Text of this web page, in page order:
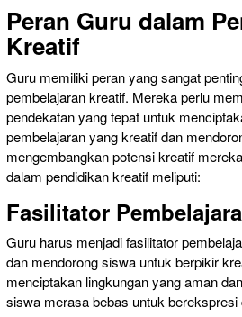
Peran Guru dalam
Kreatif
Guru memiliki peran yang sangat
pembelajaran kreatif. Mereka perlu
pendekatan yang tepat untuk
pembelajaran yang kreatif dan
mengembangkan potensi kreatif
dalam pendidikan kreatif meliputi:
Fasilitator
Guru harus menjadi fasilitator
dan mendorong siswa untuk berpikir
menciptakan lingkungan yang aman
siswa merasa bebas untuk berekspresi